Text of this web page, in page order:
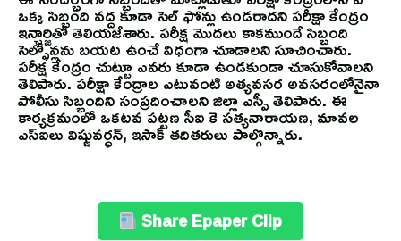
ఒక్క సిబ్బంది వద్ద కూడా సెల్ ఫోన్లు ఉండరాదని పరీక్షా కేంద్రం
ఇన్చార్జితో తెలియజేశారు. పరీక్ష మొదలు కాకముందే సిబ్బంది
సెల్ఫోన్లను బయట ఉంచే విధంగా చూడాలని సూచించారు.
పరీక్ష కేంద్రం చుట్టూ ఎవరు కూడా ఉండకుండా చూసుకోవాలని
తెలిపారు. పరీక్షా కేంద్రాల ఎటువంటి అత్యవసర అవసరంలోనైనా
పోలీసు సిబ్బందిని సంప్రదించాలని జిల్లా ఎస్పీ తెలిపారు. ఈ
కార్యక్రమంలో ఒకటవ పట్టణ సీఐ కె సత్యనారాయణ, మావల
ఎస్ఐలు విష్ణువర్ధన్, ఇసాక్ తదితరులు పాల్గొన్నారు.
Share Epaper Clip